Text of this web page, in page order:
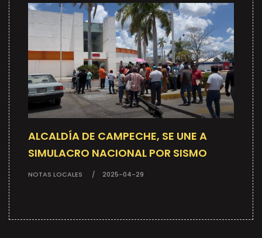
ALCALDÍA DE CAMPECHE, SE UNE A
SIMULACRO NACIONAL POR SISMO
NOTAS LOCALES 2025-04-29